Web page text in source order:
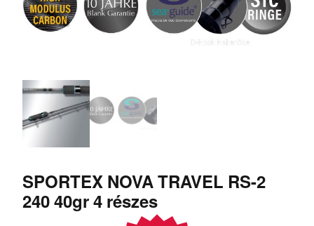
SPORTEX NOVA TRAVEL RS-2
240 40gr 4 részes